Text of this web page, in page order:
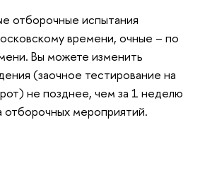
отборочные испытания
времени, очные – по
Вы можете изменить
(заочное тестирование на
не позднее, чем за 1 неделю
отборочных мероприятий.